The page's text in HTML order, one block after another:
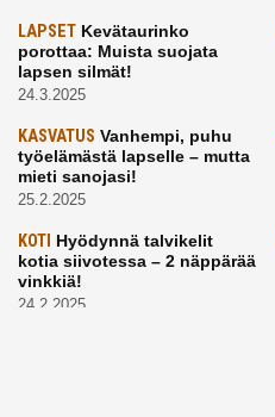
LAPSET Kevätaurinko
porottaa: Muista suojata
lapsen silmät!
24.3.2025
KASVATUS Vanhempi, puhu
työelämästä lapselle – mutta
mieti sanojasi!
25.2.2025
KOTI Hyödynnä talvikelit
kotia siivotessa – 2 näppärää
vinkkiä!
24.2.2025